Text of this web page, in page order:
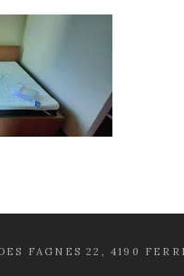
FAGNES 22, 4190